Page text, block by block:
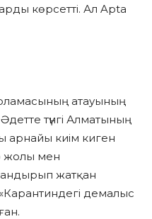
көрсетті. Ал Apta
атауының
түнгі Алматының
арнайы киім киген
жолы мен
жатқан
демалыс